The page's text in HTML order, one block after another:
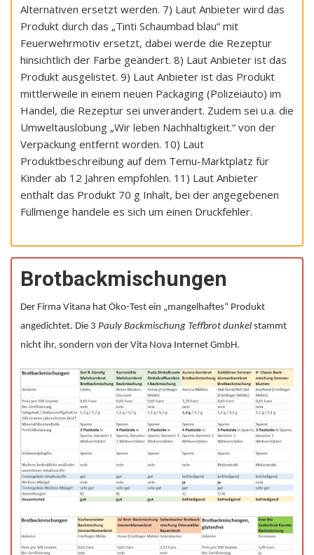
Alternativen ersetzt werden. 7) Laut Anbieter wird das
Produkt durch das „Tinti Schaumbad blau“ mit
Feuerwehrmotiv ersetzt, dabei werde die Rezeptur
hinsichtlich der Farbe geändert. 8) Laut Anbieter ist das
Produkt ausgelistet. 9) Laut Anbieter ist das Produkt
mittlerweile in einem neuen Packaging (Polizeiauto) im
Handel, die Rezeptur sei unverändert. Zudem sei u.a. die
Umweltauslobung „Wir leben Nachhaltigkeit.“ von der
Verpackung entfernt worden. 10) Laut
Produktbeschreibung auf dem Temu-Marktplatz für
Kinder ab 12 Jahren empfohlen. 11) Laut Anbieter
enthält das Produkt 70 g Inhalt, bei der angegebenen
Füllmenge handele es sich um einen Druckfehler.
Brotbackmischungen
Der Firma Vitana hat Öko-Test ein „mangelhaftes“ Produkt
angedichtet. Die 3 Pauly Backmischung Teffbrot dunkel stammt
nicht ihr, sondern von der Vita Nova Internet GmbH.